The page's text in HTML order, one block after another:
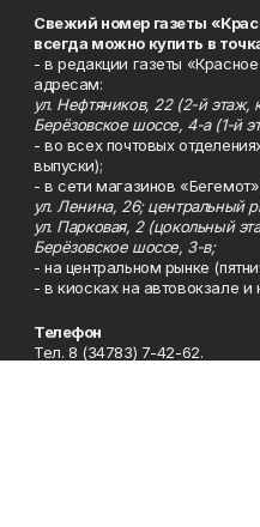
Свежий номер газеты
всегда можно купить в
- в редакции газеты
адресам:
ул. Нефтяников, 22 (2-й этаж,
Берёзовское шоссе, 4-а (1-й
- во всех почтовых
выпуски);
- в сети магазинов
ул. Ленина, 26; центральный
ул. Парковая, 2 (цокольный
Берёзовское шоссе, 3-в;
- на центральном рынке
- в киосках на автовокзале
Телефон
Тел. 8 (34783) 7-42-62.